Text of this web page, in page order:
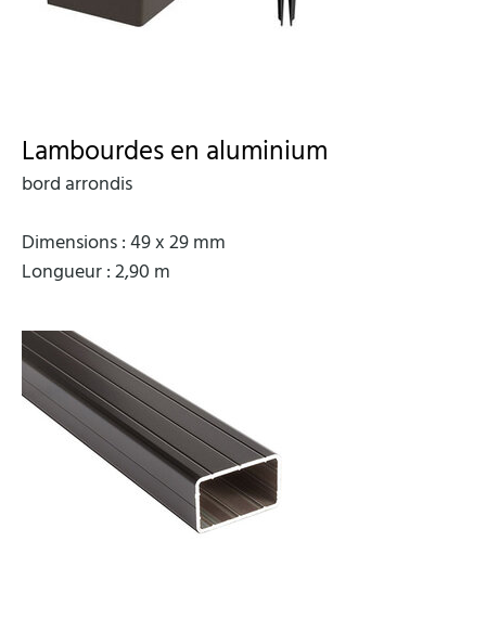
Lambourdes en aluminium
bord arrondis
Dimensions : 49 x 29 mm
Longueur : 2,90 m